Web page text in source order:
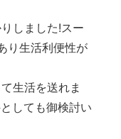
しました!スー
り生活利便性が
生活を送れま
しても御検討い